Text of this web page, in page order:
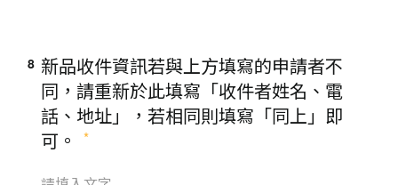
8 新品收件資訊若與上方填寫的申請者不
同，請重新於此填寫「收件者姓名、電
話、地址」，若相同則填寫「同上」即
可。